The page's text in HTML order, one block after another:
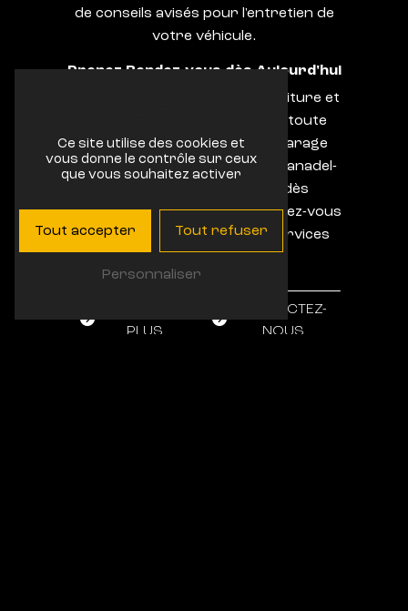
de conseils avisés pour l'entretien de
votre véhicule.
Prenez Rendez-vous dès Aujourd'hui
Pour prendre soin de votre voiture et
lui garantir une longue vie en toute
sécurité, faites confiance à Garage
Bonhomme - Renault à Rayol-Canadel-
sur-Mer. Contactez-nous dès
aujourd'hui pour prendre rendez-vous
et bénéficier des meilleurs services
pour votre véhicule.
PLUS
CONTACTEZ-
NOUS
Ce site utilise des cookies et
vous donne le contrôle sur ceux
que vous souhaitez activer
Tout accepter Tout refuser
Personnaliser